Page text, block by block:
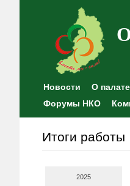
Новости О палате
Форумы НКО
Итоги работы
2025